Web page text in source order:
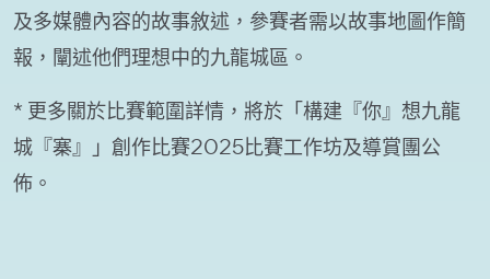
及多媒體內容的故事敘述，參賽者需以故事地圖作簡
報，闡述他們理想中的九龍城區。
* 更多關於比賽範圍詳情，將於「構建『你』想九龍
城『寨』」創作比賽2025比賽工作坊及導賞團公
佈。